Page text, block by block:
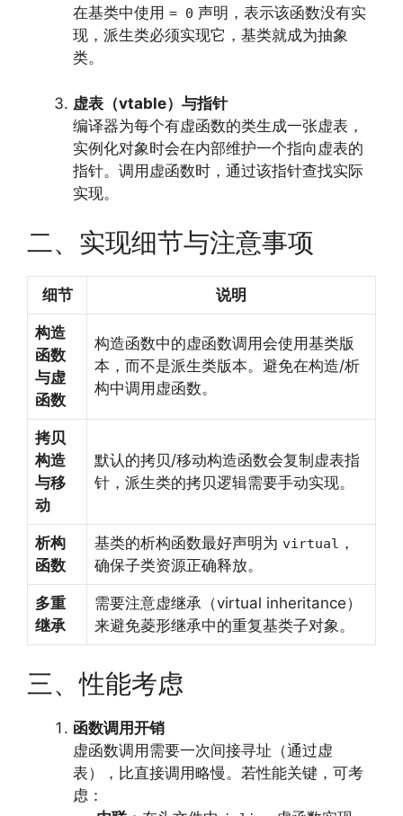
在基类中使用 = 0 声明，表示该函数没有实
现，派生类必须实现它，基类就成为抽象
类。
虚表（vtable）与指针
编译器为每个有虚函数的类生成一张虚表，
实例化对象时会在内部维护一个指向虚表的
指针。调用虚函数时，通过该指针查找实际
实现。
二、实现细节与注意事项
细节 说明
构造
函数
与虚
函数
构造函数中的虚函数调用会使用基类版
本，而不是派生类版本。避免在构造/析
构中调用虚函数。
拷贝
构造
与移
动
默认的拷贝/移动构造函数会复制虚表指
针，派生类的拷贝逻辑需要手动实现。
析构
函数
基类的析构函数最好声明为 virtual ，
确保子类资源正确释放。
多重
继承
需要注意虚继承（virtual inheritance）
来避免菱形继承中的重复基类子对象。
三、性能考虑
函数调用开销
虚函数调用需要一次间接寻址（通过虚
表），比直接调用略慢。若性能关键，可考
虑：